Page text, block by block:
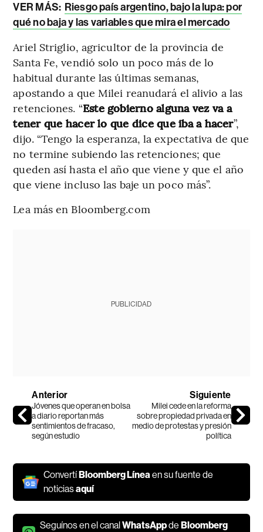
VER MÁS: Riesgo país argentino, bajo la lupa: por
qué no baja y las variables que mira el mercado
Ariel Striglio, agricultor de la provincia de
Santa Fe, vendió solo un poco más de lo
habitual durante las últimas semanas,
apostando a que Milei reanudará el alivio a las
retenciones. “Este gobierno alguna vez va a
tener que hacer lo que dice que iba a hacer”,
dijo. “Tengo la esperanza, la expectativa de que
no termine subiendo las retenciones; que
queden así hasta el año que viene y que el año
que viene incluso las baje un poco más”.
Lea más en Bloomberg.com
PUBLICIDAD
Anterior
Jóvenes que operan en bolsa
a diario reportan más
sentimientos de fracaso,
según estudio
Siguiente
Milei cede en la reforma
sobre propiedad privada en
medio de protestas y presión
política
ConvertíBloomberg Líneaen su fuente de
noticiasaquí
Seguínos en el canalWhatsAppdeBloomberg